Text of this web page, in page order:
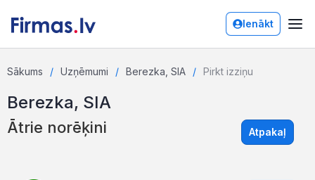
Ienākt
Sākums Uzņēmumi Berezka, SIA Pirkt izziņu
Berezka, SIA
Ātrie norēķini Atpakaļ